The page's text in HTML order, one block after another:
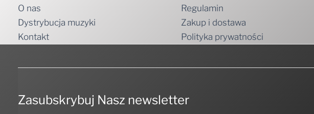
O nas
Dystrybucja muzyki
Kontakt
Regulamin
Zakup i dostawa
Polityka prywatności
Zasubskrybuj Nasz newsletter